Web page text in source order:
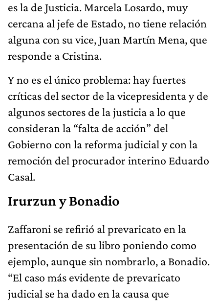
es la de Justicia. Marcela Losardo, muy
cercana al jefe de Estado, no tiene relación
alguna con su vice, Juan Martín Mena, que
responde a Cristina.
Y no es el único problema: hay fuertes
críticas del sector de la vicepresidenta y de
algunos sectores de la justicia a lo que
consideran la “falta de acción” del
Gobierno con la reforma judicial y con la
remoción del procurador interino Eduardo
Casal.
Irurzun y Bonadio
Zaffaroni se refirió al prevaricato en la
presentación de su libro poniendo como
ejemplo, aunque sin nombrarlo, a Bonadio.
“El caso más evidente de prevaricato
judicial se ha dado en la causa que